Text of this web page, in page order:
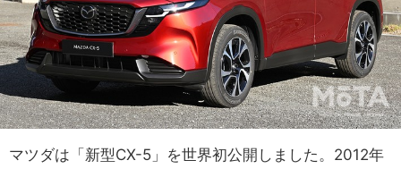
マツダは「新型CX-5」を世界初公開しました。2012年